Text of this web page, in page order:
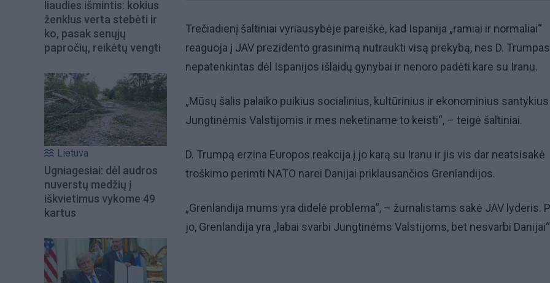
liaudies išmintis: kokius
ženklus verta stebėti ir
ko, pasak senųjų
papročių, reikėtų vengti
Lietuva
Ugniagesiai: dėl audros
nuverstų medžių į
iškvietimus vykome 49
kartus
Trečiadienį šaltiniai vyriausybėje pareiškė, kad Ispanija „ramiai ir normaliai“
reaguoja į JAV prezidento grasinimą nutraukti visą prekybą, nes D. Trumpas
nepatenkintas dėl Ispanijos išlaidų gynybai ir nenoro padėti kare su Iranu.
„Mūsų šalis palaiko puikius socialinius, kultūrinius ir ekonominius
Jungtinėmis Valstijomis ir mes neketiname to keisti“, – teigė šaltiniai.
D. Trumpą erzina Europos reakcija į jo karą su Iranu ir jis vis dar neatsisakė
troškimo perimti NATO narei Danijai priklausančios Grenlandijos.
„Grenlandija mums yra didelė problema“, – žurnalistams sakė JAV lyderis.
jo, Grenlandija yra „labai svarbi Jungtinėms Valstijoms, bet nesvarbi